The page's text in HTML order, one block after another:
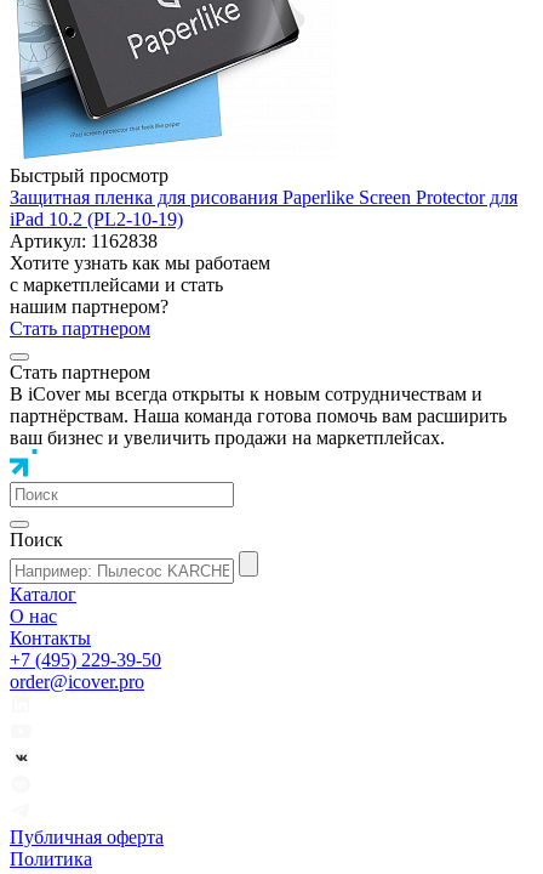
Быстрый просмотр
Защитная пленка для рисования Paperlike Screen Protector для
iPad 10.2 (PL2-10-19)
Артикул: 1162838
Хотите узнать как мы работаем
с маркетплейсами и стать
нашим партнером?
Стать партнером
Стать партнером
В iCover мы всегда открыты к новым сотрудничествам и
партнёрствам. Наша команда готова помочь вам расширить
ваш бизнес и увеличить продажи на маркетплейсах.
Поиск
Каталог
О нас
Контакты
+7 (495) 229-39-50
order@icover.pro
Публичная оферта
Политика